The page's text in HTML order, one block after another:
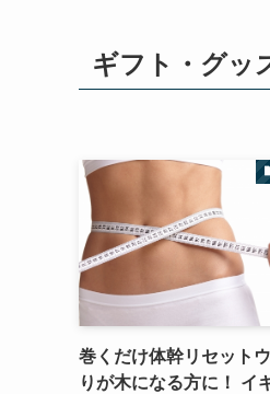
ギフト・グッ
巻くだけ体幹リセット
りが木になる方に！ イ